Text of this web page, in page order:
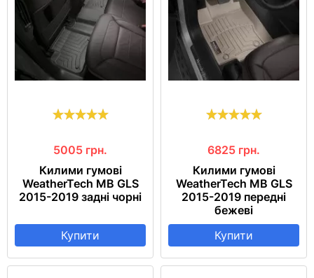
5005 грн.
Килими гумові
WeatherTech MB GLS
2015-2019 задні чорні
Купити
6825 грн.
Килими гумові
WeatherTech MB GLS
2015-2019 передні
бежеві
Купити